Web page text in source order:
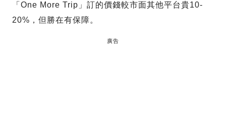
「One More Trip」訂的價錢較市面其他平台貴10-
20%，但勝在有保障。
廣告